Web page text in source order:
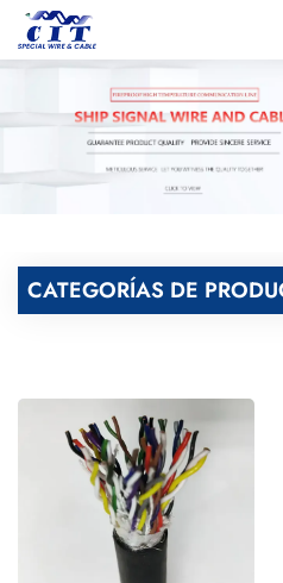
CIT SPECIAL CABLE Co., Ltd.
CATEGORÍAS DE